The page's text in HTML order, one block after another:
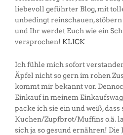
liebevoll geführter Blog, mit
unbedingt reinschauen,
und Ihr werdet Euch wie ein
versprochen! KLICK
Ich fühle mich sofort
Äpfel nicht so gern im rohen
kommt mir bekannt vor.
Einkauf in meinem
packe ich sie ein und weiß,
Kuchen/Zupfbrot/Muffins o.ä.
sich ja so gesund ernähren! Die